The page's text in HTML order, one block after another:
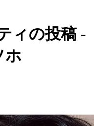
ィの投稿 -
ホ